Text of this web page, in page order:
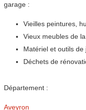
garage :
Vieilles peintures,
Vieux meubles de
Matériel et outils de
Déchets de
Département :
Aveyron